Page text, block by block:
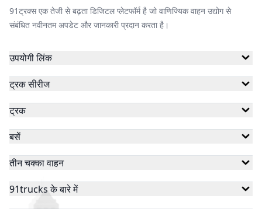
91ट्रक्स एक तेजी से बढ़ता डिजिटल प्लेटफॉर्म है जो वाणिज्यिक वाहन उद्योग से
संबंधित नवीनतम अपडेट और जानकारी प्रदान करता है।
उपयोगी लिंक
ट्रक सीरीज
ट्रक
बसें
तीन चक्का वाहन
91trucks के बारे में